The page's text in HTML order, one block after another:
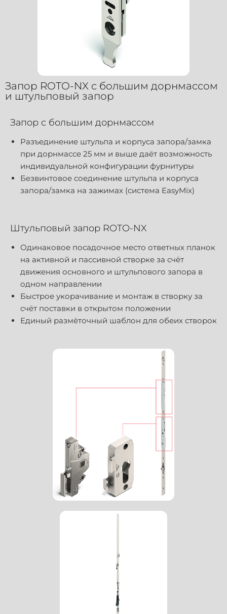
Запор ROTO-NX с большим дорнмассом
и штульповый запор
Запор с большим дорнмассом
Разъединение штульпа и корпуса запора/замка
при дорнмассе 25 мм и выше даёт возможность
индивидуальной конфигурации фурнитуры
Безвинтовое соединение штульпа и корпуса
запора/замка на зажимах (система EasyMix)
Штульповый запор ROTO-NX
Одинаковое посадочное место ответных планок
на активной и пассивной створке за счёт
движения основного и штульпового запора в
одном направлении
Быстрое укорачивание и монтаж в створку за
счёт поставки в открытом положении
Единый размёточный шаблон для обеих створок